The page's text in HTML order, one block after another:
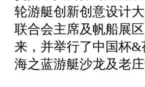
轮游艇创新创意设计
联合会主席及帆船展
来，并举行了中国杯
海之蓝游艇沙龙及老